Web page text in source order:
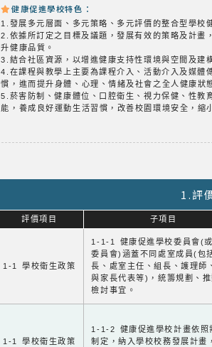
健康促進學校特色：
1.發展多元層面、多元策略、多元評價的整合型學校
2.依據所訂定之目標及議題，發展有效的策略及計畫
升健康品質。
3.結合社區資源，以增進健康支持性環境與空間及建
4.在課程與教學上主要為課程介入、活動介入及媒體
慣，進而提升身體、心理、情緒及社會之全人健康狀
5.菸害防制、健康體位、口腔衛生、視力保健、性教
能，養成良好運動生活習慣，改善校園環境安全，縮
1.評
評價項目 子項目
1-1 學校衛生政策
1-1-1 健康促進學校委員會(
委員會)涵蓋不同處室成員(包
長、處室主任、組長、護理師
與家長代表等)，統籌規劃、
檢討事宜。
1-1 學校衛生政策
1-1-2 健康促進學校計畫依照
制定，納入學校校務發展計畫